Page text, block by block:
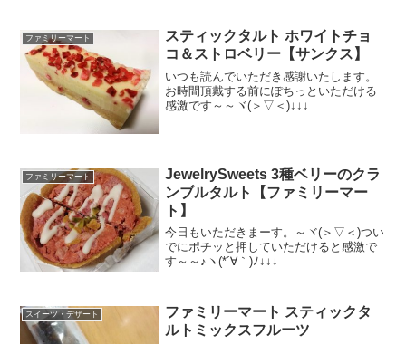
ファミリーマート
スティックタルト ホワイトチョ
コ＆ストロベリー【サンクス】
いつも読んでいただき感謝いたします。
お時間頂戴する前にぽちっといただける
感激です～～ヾ(＞▽＜)↓↓↓
ファミリーマート
JewelrySweets 3種ベリーのクラ
ンブルタルト【ファミリーマー
ト】
今日もいただきまーす。～ヾ(＞▽＜)つい
でにポチッと押していただけると感激で
す～～♪ヽ(*´∀｀)ﾉ↓↓↓
スイーツ・デザート
ファミリーマート スティックタ
ルトミックスフルーツ